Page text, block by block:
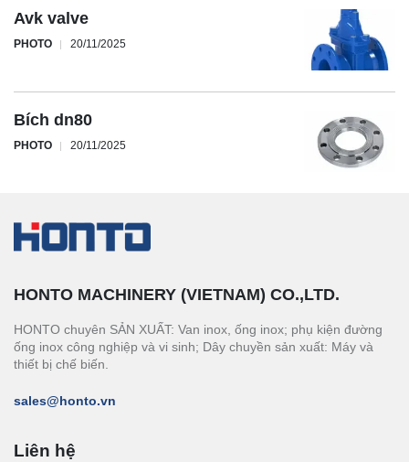
Avk valve
PHOTO 20/11/2025
Bích dn80
PHOTO 20/11/2025
HONTO MACHINERY (VIETNAM) CO.,LTD.
HONTO chuyên SẢN XUẤT: Van inox, ống inox; phụ kiện đường
ống inox công nghiệp và vi sinh; Dây chuyền sản xuất: Máy và
thiết bị chế biến.
sales@honto.vn
Liên hệ